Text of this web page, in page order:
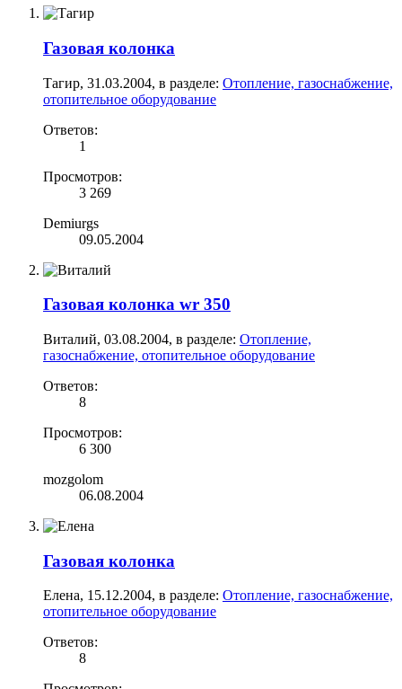
Газовая колонка
Тагир, 31.03.2004, в разделе: Отопление, газоснабжение,
отопительное оборудование
Ответов:
1
Просмотров:
3 269
Demiurgs
09.05.2004
Газовая колонка wr 350
Виталий, 03.08.2004, в разделе: Отопление,
газоснабжение, отопительное оборудование
Ответов:
8
Просмотров:
6 300
mozgolom
06.08.2004
Газовая колонка
Елена, 15.12.2004, в разделе: Отопление, газоснабжение,
отопительное оборудование
Ответов:
8